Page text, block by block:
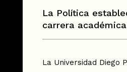
La Política
carrera
La Universidad Diego